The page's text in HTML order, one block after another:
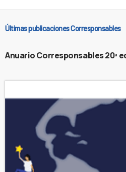
Últimas publicaciones Corresponsables
Anuario Corresponsables 20ª